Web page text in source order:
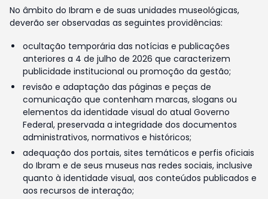
No âmbito do Ibram e de suas unidades museológicas,
deverão ser observadas as seguintes providências:
ocultação temporária das notícias e publicações
anteriores a 4 de julho de 2026 que caracterizem
publicidade institucional ou promoção da gestão;
revisão e adaptação das páginas e peças de
comunicação que contenham marcas, slogans ou
elementos da identidade visual do atual Governo
Federal, preservada a integridade dos documentos
administrativos, normativos e históricos;
adequação dos portais, sites temáticos e perfis oficiais
do Ibram e de seus museus nas redes sociais, inclusive
quanto à identidade visual, aos conteúdos publicados e
aos recursos de interação;